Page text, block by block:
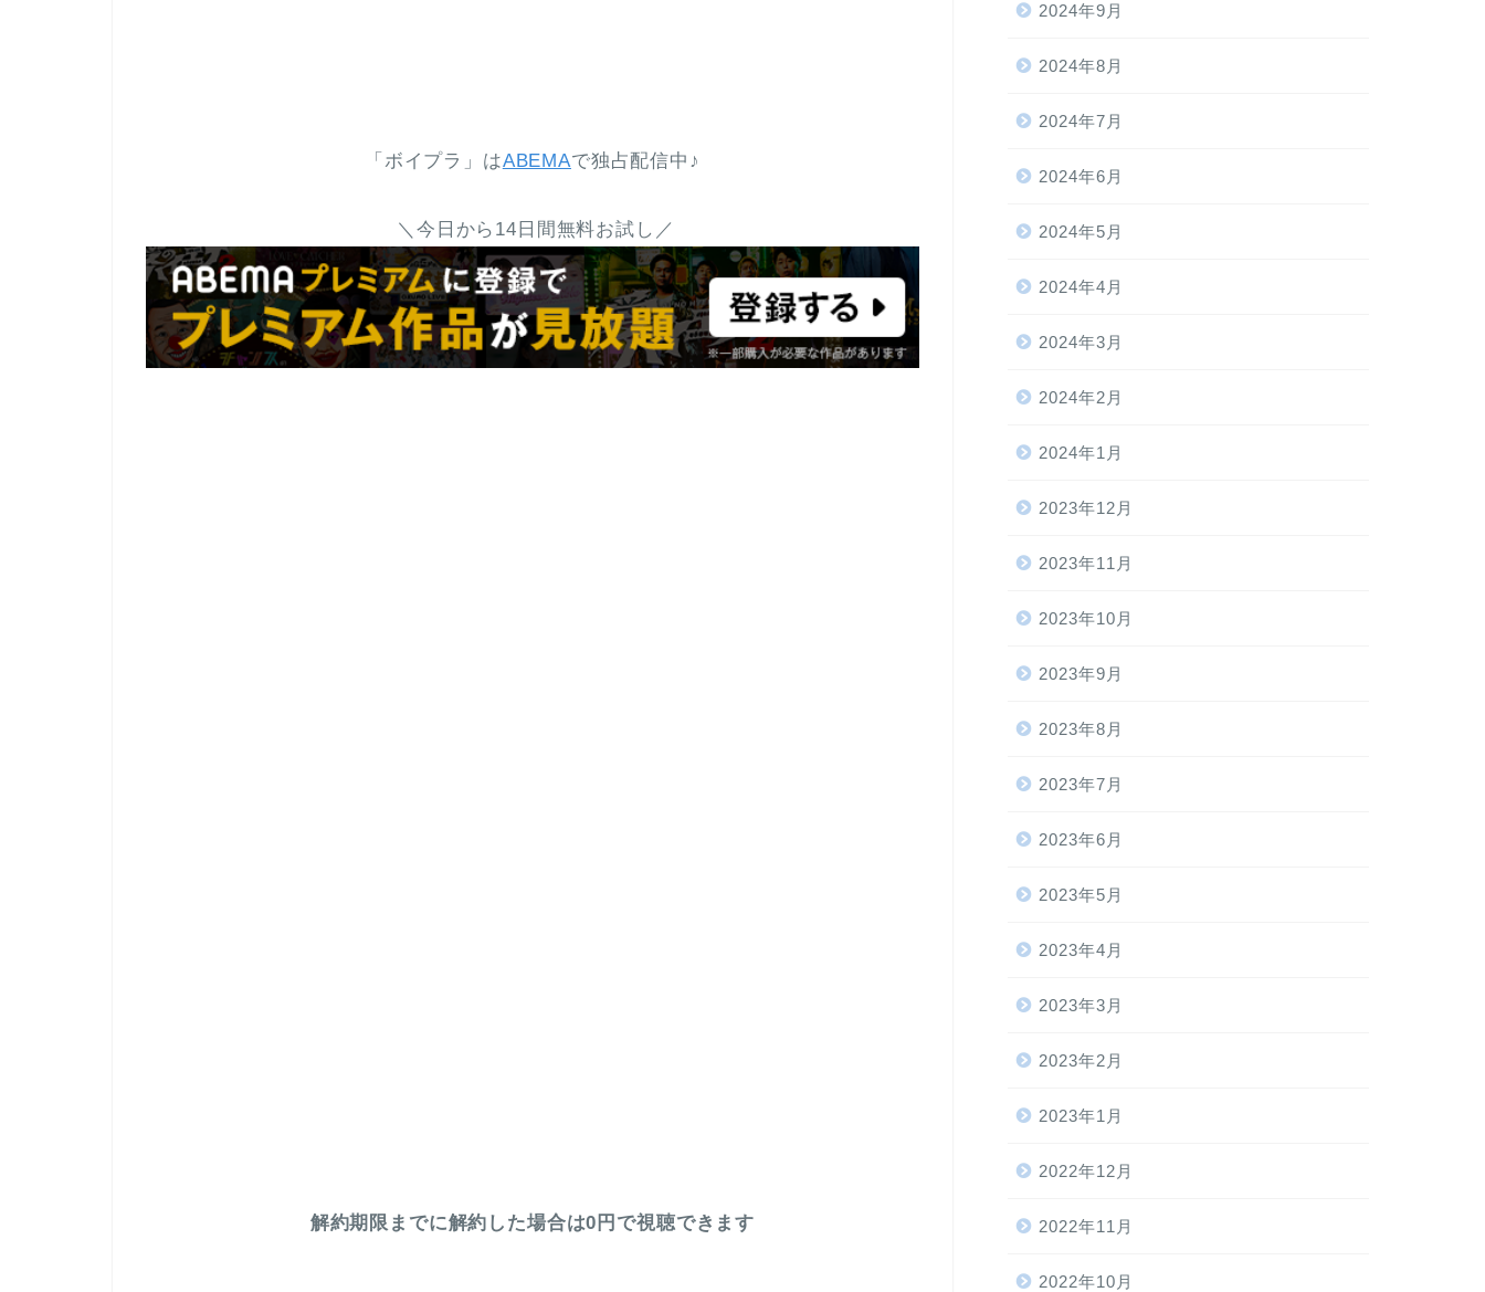
「ボイプラ」はABEMAで独占配信中♪
＼今日から14日間無料お試し／
解約期限までに解約した場合は0円で視聴できます
2024年9月
2024年8月
2024年7月
2024年6月
2024年5月
2024年4月
2024年3月
2024年2月
2024年1月
2023年12月
2023年11月
2023年10月
2023年9月
2023年8月
2023年7月
2023年6月
2023年5月
2023年4月
2023年3月
2023年2月
2023年1月
2022年12月
2022年11月
2022年10月